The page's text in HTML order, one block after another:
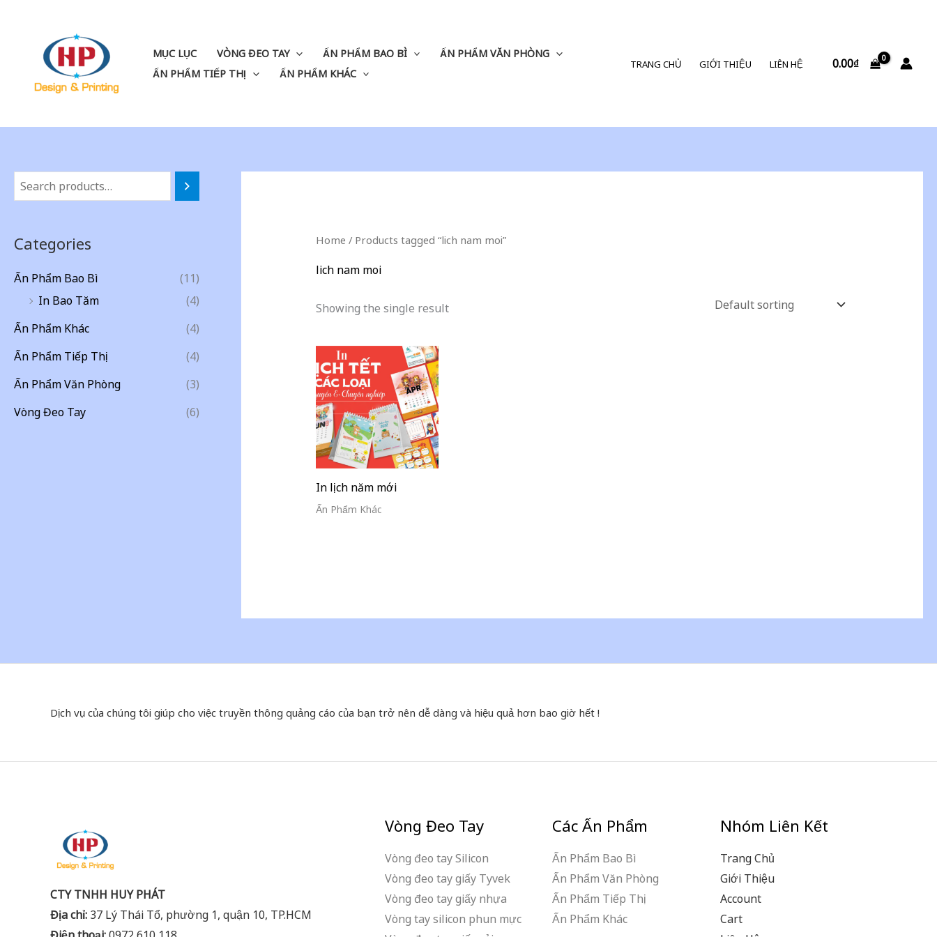
MỤC LỤC VÒNG ĐEO TAY ẤN PHẨM BAO BÌ
ẤN PHẨM VĂN PHÒNG
ẤN PHẨM TIẾP THỊ
ẤN PHẨM KHÁC
TRANG CHỦ GIỚI THIỆU LIÊN HỆ 0.00₫
Categories
Ấn Phẩm Bao Bì
(11)
In Bao Tăm
(4)
Ấn Phẩm Khác
(4)
Ấn Phẩm Tiếp Thị
(4)
Ấn Phẩm Văn Phòng
(3)
Vòng Đeo Tay
(6)
Home / Products tagged “lich nam moi”
lich nam moi
Showing the single result
In lịch năm mới
Ấn Phẩm Khác
Dịch vụ của chúng tôi giúp cho việc truyền thông quảng cáo của bạn trở nên dễ dàng và hiệu quả hơn bao giờ hết !
CTY TNHH HUY PHÁT
Địa chỉ: 37 Lý Thái Tổ, phường 1, quận 10, TP.HCM
Vòng Đeo Tay
Vòng đeo tay Silicon
Vòng đeo tay giấy Tyvek
Vòng đeo tay giấy nhựa
Vòng tay silicon phun mực
Các Ấn Phẩm
Ấn Phẩm Bao Bì
Ấn Phẩm Văn Phòng
Ấn Phẩm Tiếp Thị
Ấn Phẩm Khác
Nhóm Liên Kết
Trang Chủ
Giới Thiệu
Account
Cart